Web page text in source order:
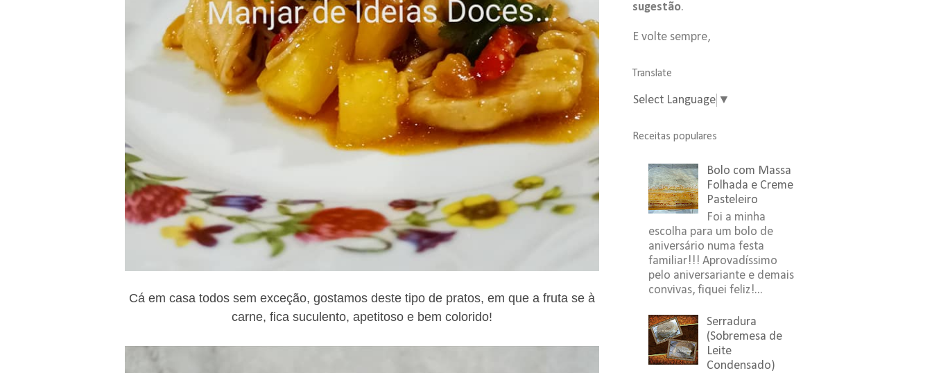
Cá em casa todos sem exceção, gostamos deste tipo de pratos, em que a fruta se à
carne, fica suculento, apetitoso e bem colorido!
sugestão.
E volte sempre,
Translate
Select Language ▼
Receitas populares
Bolo com Massa
Folhada e Creme
Pasteleiro
Foi a minha
escolha para um bolo de
aniversário numa festa
familiar!!! Aprovadíssimo
pelo aniversariante e demais
convivas, fiquei feliz!...
Serradura
(Sobremesa de
Leite
Condensado)